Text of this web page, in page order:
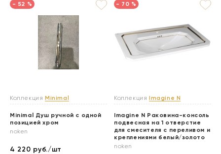
- 52 %
Коллекция Minimal
Minimal Душ ручной с одной
позицией хром
noken
4 220 руб./шт
- 70 %
Коллекция Imagine N
Imagine N Раковина-консоль
подвесная на 1 отверстие
для смесителя с переливом и
креплениями белый/золото
noken